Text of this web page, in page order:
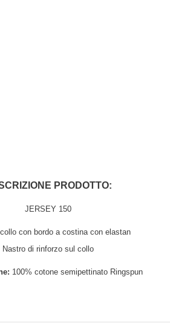
PRODOTTO:
JERSEY 150
con bordo a costina con elastan
Nastro di rinforzo sul collo
100% cotone semipettinato Ringspun